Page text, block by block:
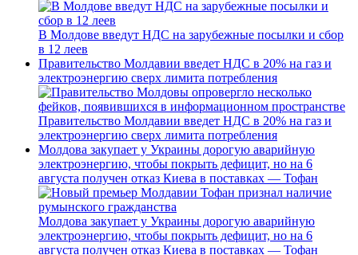
В Молдове введут НДС на зарубежные посылки и сбор
в 12 леев
Правительство Молдавии введет НДС в 20% на газ и
электроэнергию сверх лимита потребления
Правительство Молдавии введет НДС в 20% на газ и
электроэнергию сверх лимита потребления
Молдова закупает у Украины дорогую аварийную
электроэнергию, чтобы покрыть дефицит, но на 6
августа получен отказ Киева в поставках — Тофан
Молдова закупает у Украины дорогую аварийную
электроэнергию, чтобы покрыть дефицит, но на 6
августа получен отказ Киева в поставках — Тофан